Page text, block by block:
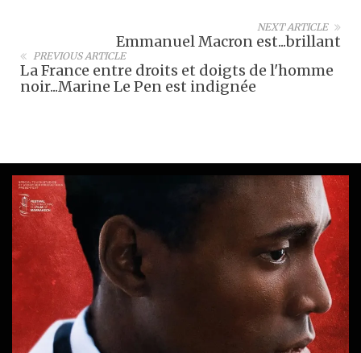
NEXT ARTICLE
Emmanuel Macron est...brillant
PREVIOUS ARTICLE
La France entre droits et doigts de l'homme
noir...Marine Le Pen est indignée